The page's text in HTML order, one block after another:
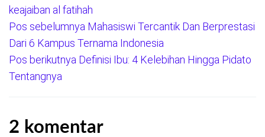
keajaiban al fatihah
Navigasi
pos
Pos sebelumnya Mahasiswi Tercantik Dan Berprestasi
Dari 6 Kampus Ternama Indonesia
Pos berikutnya Definisi Ibu: 4 Kelebihan Hingga Pidato
Tentangnya
2 komentar